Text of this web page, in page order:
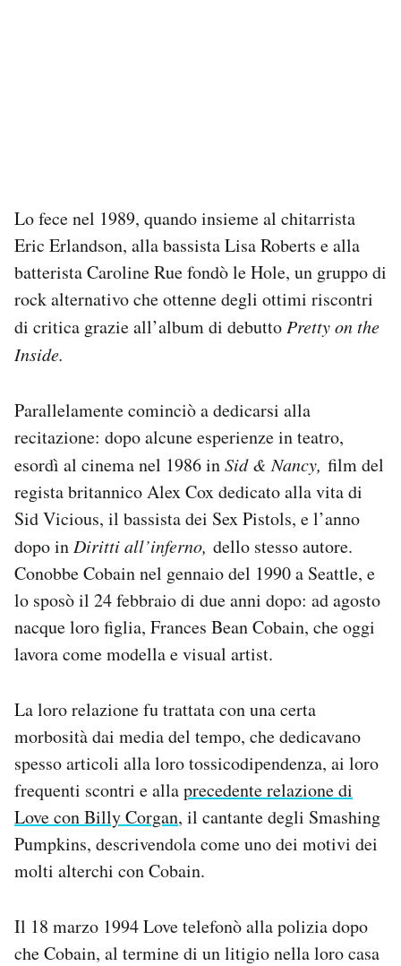
Lo fece nel 1989, quando insieme al chitarrista
Eric Erlandson, alla bassista Lisa Roberts e alla
batterista Caroline Rue fondò le Hole, un gruppo di
rock alternativo che ottenne degli ottimi riscontri
di critica grazie all’album di debutto Pretty on the
Inside.
Parallelamente cominciò a dedicarsi alla
recitazione: dopo alcune esperienze in teatro,
esordì al cinema nel 1986 inSid & Nancy, film del
regista britannico Alex Cox dedicato alla vita di
Sid Vicious, il bassista dei Sex Pistols, e l’anno
dopo in Diritti all’inferno, dello stesso autore.
Conobbe Cobain nel gennaio del 1990 a Seattle, e
lo sposò il 24 febbraio di due anni dopo: ad agosto
nacque loro figlia, Frances Bean Cobain, che oggi
lavora come modella e visual artist.
La loro relazione fu trattata con una certa
morbosità dai media del tempo, che dedicavano
spesso articoli alla loro tossicodipendenza, ai loro
frequenti scontri e allaprecedente relazione di
Love con Billy Corgan, il cantante degli Smashing
Pumpkins, descrivendola come uno dei motivi dei
molti alterchi con Cobain.
Il 18 marzo 1994 Love telefonò alla polizia dopo
che Cobain, al termine di un litigio nella loro casa